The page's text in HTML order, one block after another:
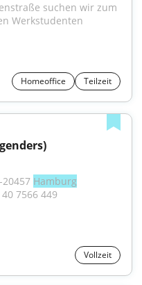
suchen wir zum
Werkstudenten
Homeoffice Teilzeit
Hamburg
7566 449
Vollzeit